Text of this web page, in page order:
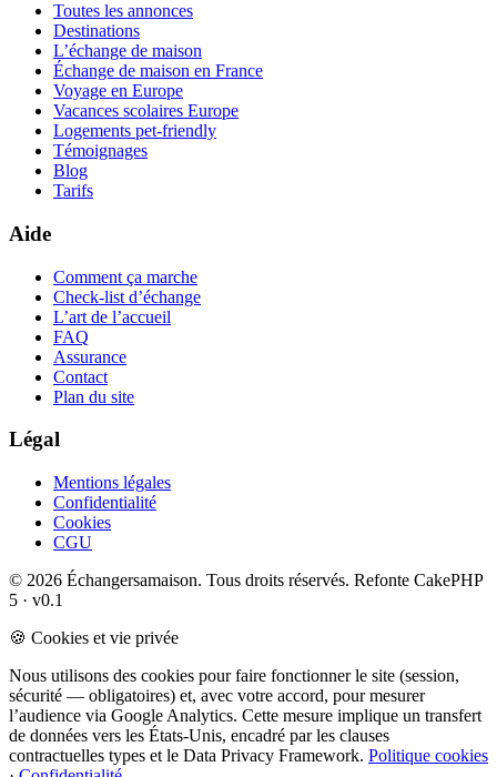
Toutes les annonces
Destinations
L’échange de maison
Échange de maison en France
Voyage en Europe
Vacances scolaires Europe
Logements pet-friendly
Témoignages
Blog
Tarifs
Aide
Comment ça marche
Check-list d’échange
L’art de l’accueil
FAQ
Assurance
Contact
Plan du site
Légal
Mentions légales
Confidentialité
Cookies
CGU
© 2026 Échangersamaison. Tous droits réservés. Refonte CakePHP
5 · v0.1
🍪 Cookies et vie privée
Nous utilisons des cookies pour faire fonctionner le site (session,
sécurité — obligatoires) et, avec votre accord, pour mesurer
l’audience via Google Analytics. Cette mesure implique un transfert
de données vers les États-Unis, encadré par les clauses
contractuelles types et le Data Privacy Framework. Politique cookies